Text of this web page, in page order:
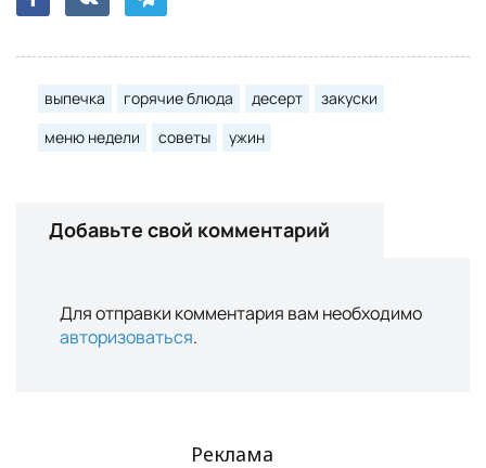
выпечка горячие блюда десерт
закуски
меню недели
советы ужин
Добавьте свой комментарий
Для отправки комментария вам необходимо
авторизоваться.
Реклама